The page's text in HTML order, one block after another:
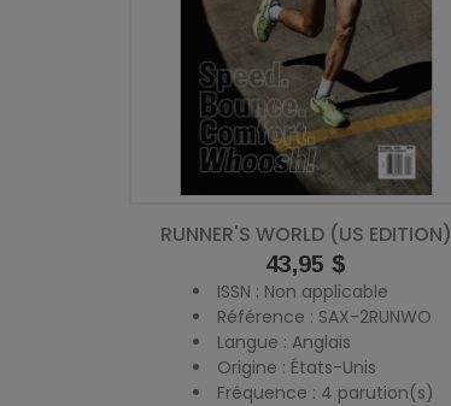
RUNNER'S WORLD (US EDITION)
Prix
43,95 $
ISSN : Non applicable
Référence : SAX-2RUNWO
Langue : Anglais
Origine : États-Unis
Fréquence : 4 parution(s)